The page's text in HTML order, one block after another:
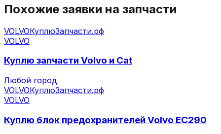
Похожие заявки на запчасти
VOLVOКуплюЗапчасти.рф
VOLVO
Куплю запчасти Volvo и Cat
Любой город
VOLVOКуплюЗапчасти.рф
VOLVO
Куплю блок предохранителей Volvo EC290